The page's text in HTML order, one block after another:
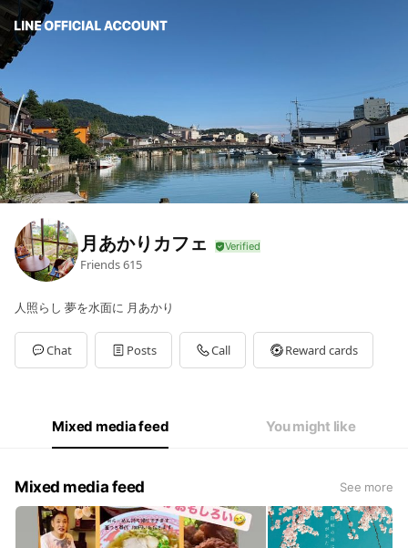
月あかりカフェ
Friends615
人照らし 夢を水面に 月あかり
Chat Posts Call Reward cards
Mixed media feed You might like
Mixed media feed See more